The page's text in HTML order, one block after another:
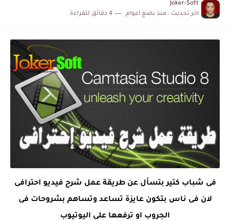
Joker-Soft
اخر تحديث : منذ بضع اعوام 4 دقائق للقراءة
فى شباب كتير بتسأل عن طريقة عمل شرح فيديو احترافى
لان فى ناس بتكون عايزة تساعد وتساهم بشروحات فى
الجروب او ترفعها على اليوتيوب